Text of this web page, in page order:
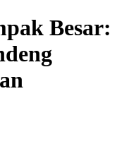
Besar: